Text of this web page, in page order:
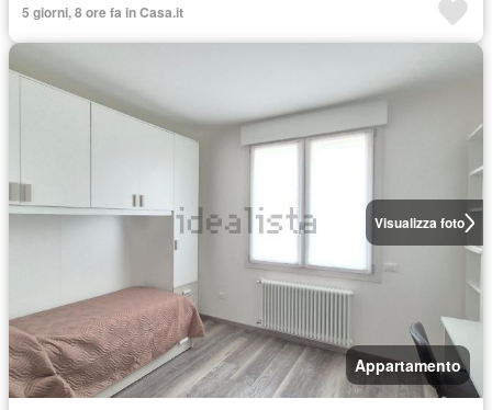
5 giorni, 8 ore fa in Casa.it
Visualizza foto
Appartamento